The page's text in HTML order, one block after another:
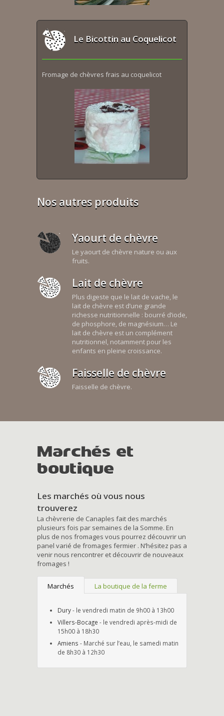
Le Bicottin au Coquelicot
Fromage de chèvres frais au coquelicot
Nos autres produits
Yaourt de chèvre
Le yaourt de chèvre nature ou aux
fruits.
Lait de chèvre
Plus digeste que le lait de vache, le
lait de chèvre est d’une grande
richesse nutritionnelle : bourré d’iode,
de phosphore, de magnésium… Le
lait de chèvre est un complément
nutritionnel, notamment pour les
enfants en pleine croissance.
Faisselle de chèvre
Faisselle de chèvre.
Marchés et
boutique
Les marchés où vous nous
trouverez
La chèvrerie de Canaples fait des marchés
plusieurs fois par semaines de la Somme. En
plus de nos fromages vous pourrez découvrir un
panel varié de fromages fermier . N’hésitez pas a
venir nous rencontrer et découvrir de nouveaux
fromages !
Marchés La boutique de la ferme
Dury- le vendredi matin de 9h00 à 13h00
Villers-Bocage - le vendredi après-midi de
15h00 à 18h30
Amiens - Marché sur l’eau, le samedi matin
de 8h30 à 12h30